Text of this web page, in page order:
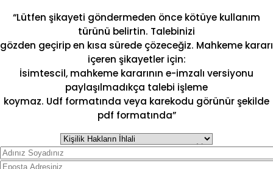
“Lütfen şikayeti göndermeden önce kötüye kullanım
türünü belirtin. Talebinizi
gözden geçirip en kısa sürede çözeceğiz. Mahkeme kararı
içeren şikayetler için:
İsimtescil, mahkeme kararının e-imzalı versiyonu
paylaşılmadıkça talebi işleme
koymaz. Udf formatında veya karekodu görünür şekilde
pdf formatında”